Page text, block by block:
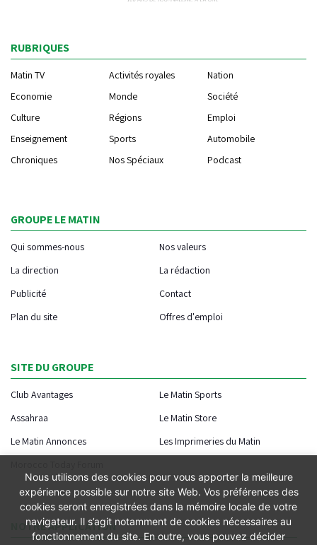
RUBRIQUES
Matin TV Activités royales
Nation
Economie
Monde
Société
Culture
Régions
Emploi
Enseignement
Sports
Automobile
Chroniques
Nos Spéciaux Podcast
GROUPE LE MATIN
Qui sommes-nous
Nos valeurs
La direction
La rédaction
Publicité
Contact
Plan du site
Offres d'emploi
SITE DU GROUPE
Club Avantages
Le Matin Sports
Assahraa
Le Matin Store
Le Matin Annonces
Les Imprimeries du Matin
NOTRE APPLICATION
Nous utilisons des cookies pour vous apporter la meilleure
expérience possible sur notre site Web. Vos préférences des
cookies seront enregistrées dans la mémoire locale de votre
navigateur. Il s’agit notamment de cookies nécessaires au
fonctionnement du site. En outre, vous pouvez décider